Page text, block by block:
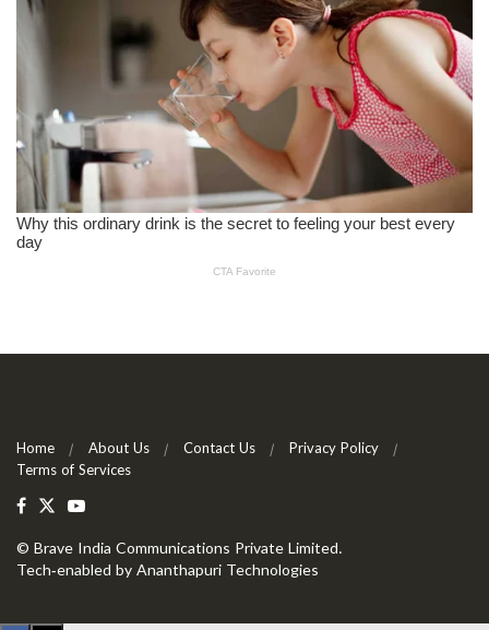
Home About Us Contact Us
Privacy Policy
Terms of Services
© Brave India Communications Private Limited.
Tech-enabled by Ananthapuri Technologies